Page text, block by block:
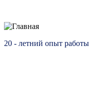
20 - летний опыт